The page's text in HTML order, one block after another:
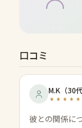
口コミ
M.K （30代
彼との関係に